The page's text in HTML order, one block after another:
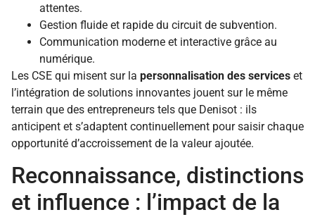
attentes.
Gestion fluide et rapide du circuit de subvention.
Communication moderne et interactive grâce au
numérique.
Les CSE qui misent sur la personnalisation des services et
l’intégration de solutions innovantes jouent sur le même
terrain que des entrepreneurs tels que Denisot : ils
anticipent et s’adaptent continuellement pour saisir chaque
opportunité d’accroissement de la valeur ajoutée.
Reconnaissance, distinctions
et influence : l’impact de la